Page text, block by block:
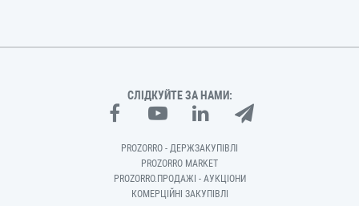
СЛІДКУЙТЕ ЗА НАМИ:
PROZORRO - ДЕРЖЗАКУПІВЛІ
PROZORRO MARKET
PROZORRO.ПРОДАЖІ - АУКЦІОНИ
КОМЕРЦІЙНІ ЗАКУПІВЛІ